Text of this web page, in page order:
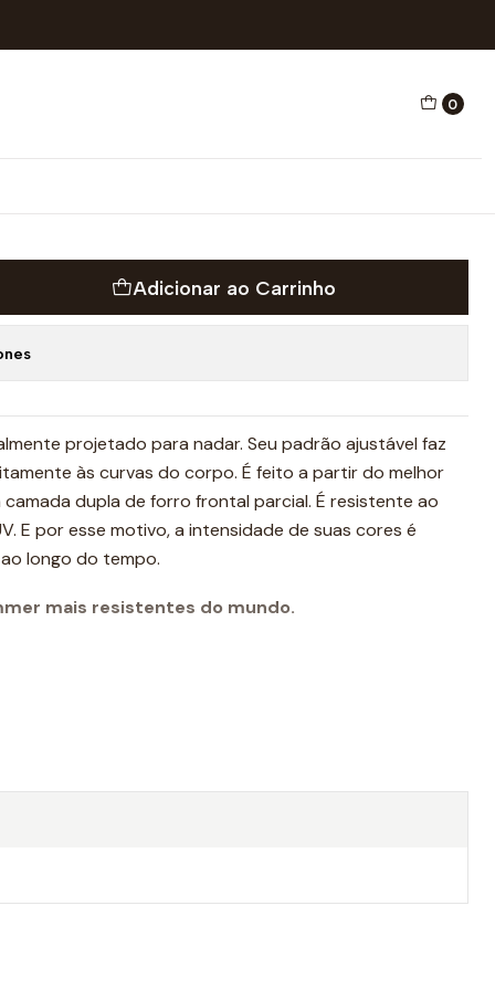
0
TRAIN HARD
NATAÇÃO TRAIN HARD
E NATAÇÃO
Adicionar ao Carrinho
projetado para nadar. Seu padrão ajustável faz
às curvas do corpo. É feito a partir do melhor
dupla de forro frontal parcial. É resistente ao
E por esse motivo, a intensidade de suas cores é
longo do tempo.
mais resistentes do mundo.
(tomando o tamanho 'M' como referência)
PBT, 45% poliéster